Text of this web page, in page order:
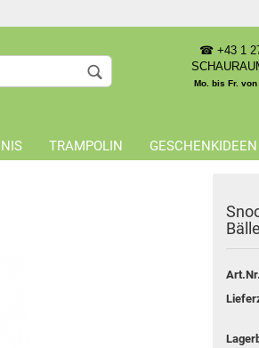
Sprache auswählen
☎ +43 1
Mo. bis Fr.
TRAMPOLIN GESCHENKIDEEN
Bälle